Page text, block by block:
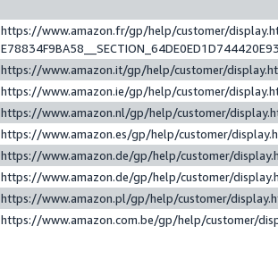
https://www.amazon.fr/gp/help/customer/
https://www.amazon.it/gp/help/customer/
https://www.amazon.ie/gp/help/customer/
https://www.amazon.nl/gp/help/customer/
https://www.amazon.es/gp/help/customer/
https://www.amazon.de/gp/help/customer/
https://www.amazon.de/gp/help/customer/
https://www.amazon.pl/gp/help/customer/
https://www.amazon.com.be/gp/help/customer/